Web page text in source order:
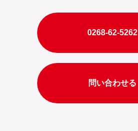
0268-62-5262
問い合わせる